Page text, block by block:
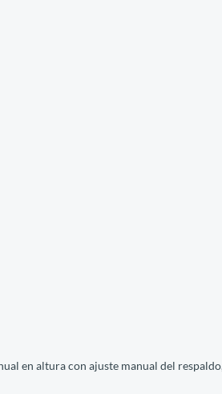
en altura con ajuste manual del